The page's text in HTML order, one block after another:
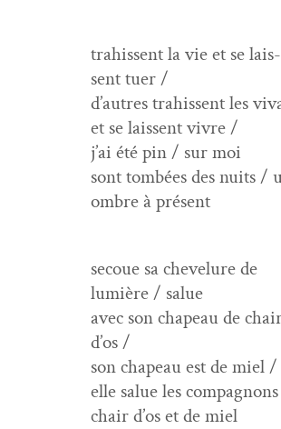
trahissent la vie et se lais­
sent tuer /
d’autres trahissent les
et se lais­sent vivre /
j’ai été pin / sur moi
sont tombées des nuits /
ombre à présent
sec­oue sa chevelure de
lumière / salue
avec son cha­peau de
d’os /
son cha­peau est de miel /
elle salue les
chair d’os et de miel